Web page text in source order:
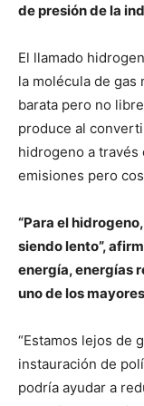
de presión de la
El llamado
la molécula de gas
barata pero no
produce al
hidrogeno a
emisiones pero
“Para el
siendo lento”,
energía, energías
uno de los
“Estamos lejos de
instauración de
podría ayudar a